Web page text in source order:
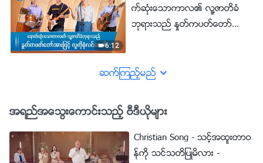
6:12
က္ဆုံးေသာကာလ၏ လူ႔ဇာတိခံ
ဘုရားသည္ ႏႈတ္ကပတ္ေတာ္အားျ
ဆက္ၾကည့္မည္
အရည္အေသြးေကာင္းသည့္ ဗီဒီယိုမ်ား
Christian Song - သင့္အထူးတာဝ
န္ကို သင္သတိျပဳမိလား -